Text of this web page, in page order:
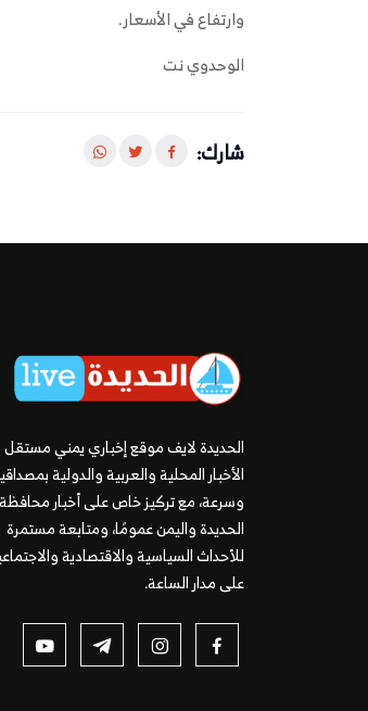
وارتفاع في الأسعار.
الوحدوي نت
شارك:
الحديدة لايف موقع إخباري يمني
الأخبار المحلية والعربية والدولية
وسرعة، مع تركيز خاص على أخبار محافظة
الحديدة واليمن عمومًا، ومتابعة مستمرة
للأحداث السياسية والاقتصادية
على مدار الساعة.